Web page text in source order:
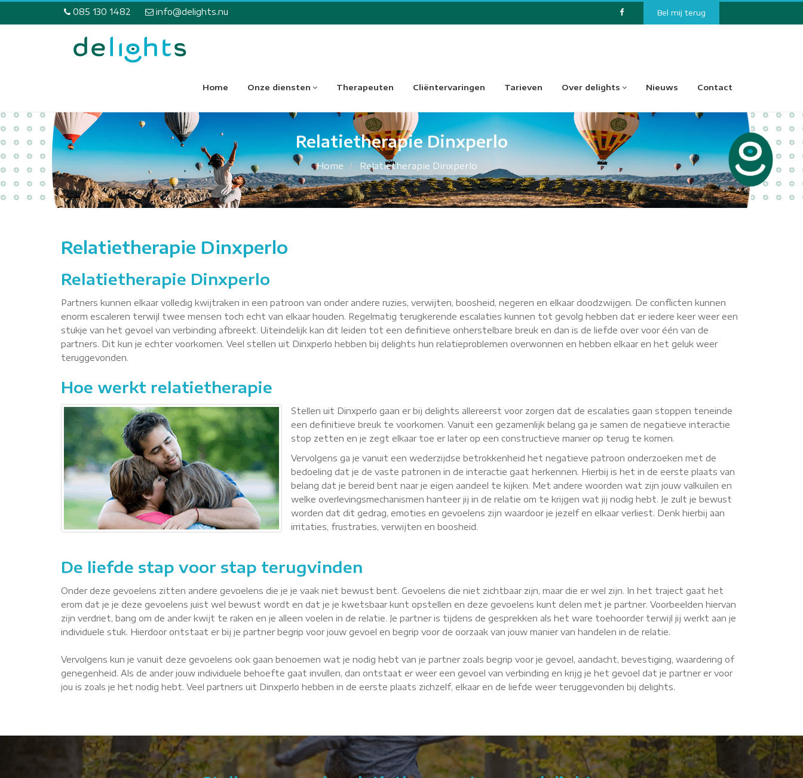
085 130 1482 info@delights.nu Bel mij terug
Home Onze diensten Therapeuten Cliëntervaringen Tarieven Over delights Nieuws Contact
Relatietherapie Dinxperlo
Home Relatietherapie Dinxperlo
Relatietherapie Dinxperlo
Relatietherapie Dinxperlo
Partners kunnen elkaar volledig kwijtraken in een patroon van onder andere ruzies, verwijten, boosheid, negeren en elkaar doodzwijgen. De conflicten kunnen
enorm escaleren terwijl twee mensen toch echt van elkaar houden. Regelmatig terugkerende escalaties kunnen tot gevolg hebben dat er iedere keer weer een
stukje van het gevoel van verbinding afbreekt. Uiteindelijk kan dit leiden tot een definitieve onherstelbare breuk en dan is de liefde over voor één van de
partners. Dit kun je echter voorkomen. Veel stellen uit Dinxperlo hebben bij delights hun relatieproblemen overwonnen en hebben elkaar en het geluk weer
teruggevonden.
Hoe werkt relatietherapie
Stellen uit Dinxperlo gaan er bij delights allereerst voor zorgen dat de escalaties gaan stoppen teneinde
een definitieve breuk te voorkomen. Vanuit een gezamenlijk belang ga je samen de negatieve interactie
stop zetten en je zegt elkaar toe er later op een constructieve manier op terug te komen.
Vervolgens ga je vanuit een wederzijdse betrokkenheid het negatieve patroon onderzoeken met de
bedoeling dat je de vaste patronen in de interactie gaat herkennen. Hierbij is het in de eerste plaats van
belang dat je bereid bent naar je eigen aandeel te kijken. Met andere woorden wat zijn jouw valkuilen en
welke overlevingsmechanismen hanteer jij in de relatie om te krijgen wat jij nodig hebt. Je zult je bewust
worden dat dit gedrag, emoties en gevoelens zijn waardoor je jezelf en elkaar verliest. Denk hierbij aan
irritaties, frustraties, verwijten en boosheid.
De liefde stap voor stap terugvinden
Onder deze gevoelens zitten andere gevoelens die je je vaak niet bewust bent. Gevoelens die niet zichtbaar zijn, maar die er wel zijn. In het traject gaat het
erom dat je je deze gevoelens juist wel bewust wordt en dat je je kwetsbaar kunt opstellen en deze gevoelens kunt delen met je partner. Voorbeelden hiervan
zijn verdriet, bang om de ander kwijt te raken en je alleen voelen in de relatie. Je partner is tijdens de gesprekken als het ware toehoorder terwijl jij werkt aan je
individuele stuk. Hierdoor ontstaat er bij je partner begrip voor jouw gevoel en begrip voor de oorzaak van jouw manier van handelen in de relatie.
Vervolgens kun je vanuit deze gevoelens ook gaan benoemen wat je nodig hebt van je partner zoals begrip voor je gevoel, aandacht, bevestiging, waardering of
genegenheid. Als de ander jouw individuele behoefte gaat invullen, dan ontstaat er weer een gevoel van verbinding en krijg je het gevoel dat je partner er voor
jou is zoals je het nodig hebt. Veel partners uit Dinxperlo hebben in de eerste plaats zichzelf, elkaar en de liefde weer teruggevonden bij delights.